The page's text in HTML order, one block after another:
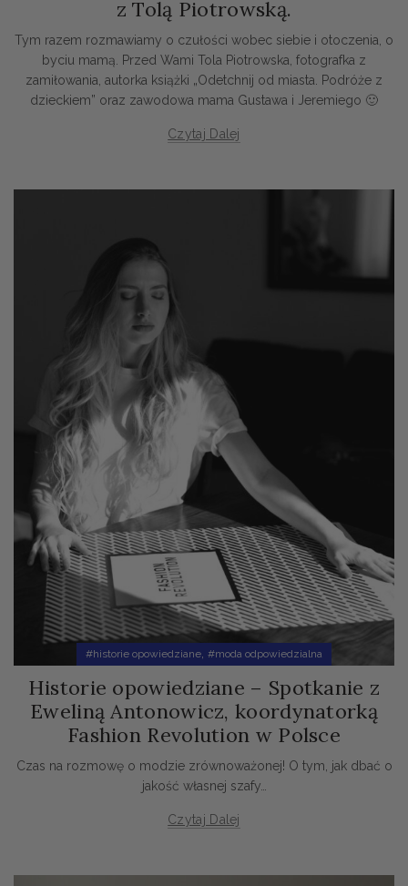
z Tolą Piotrowską.
Tym razem rozmawiamy o czułości wobec siebie i otoczenia, o
byciu mamą. Przed Wami Tola Piotrowska, fotografka z
zamiłowania, autorka książki „Odetchnij od miasta. Podróże z
dzieckiem” oraz zawodowa mama Gustawa i Jeremiego 🙂
Czytaj Dalej
#historie opowiedziane, #moda odpowiedzialna
Historie opowiedziane – Spotkanie z
Eweliną Antonowicz, koordynatorką
Fashion Revolution w Polsce
Czas na rozmowę o modzie zrównoważonej! O tym, jak dbać o
jakość własnej szafy…
Czytaj Dalej